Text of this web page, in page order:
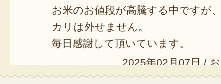
お米のお値段が高騰する中ですが
カリは外せません。
毎日感謝して頂いています。
2025年02月07日 /